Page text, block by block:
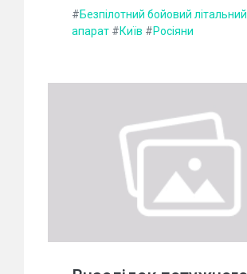
#Безпілотний бойовий літальний
апарат #Київ #Росіяни